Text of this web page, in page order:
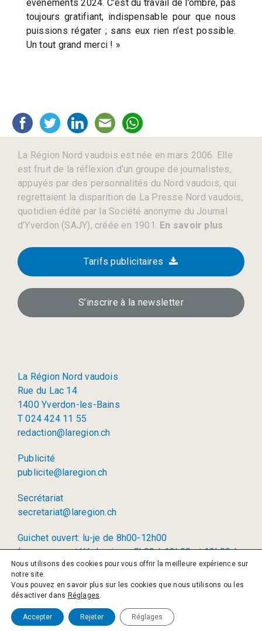
événements 2024. C’est du travail de l’ombre, pas
toujours gratifiant, indispensable pour que nous
puissions régater ; sans eux rien n’est possible.
Un tout grand merci ! »
La Région Nord vaudois est née en mars 2006. Elle
est fruit de la réflexion d’un groupe de journalistes,
appuyés par des personnalités du Nord vaudois, qui
regrettaient la disparition de La Presse Nord vaudois,
quotidien édité par la Société anonyme du Journal
d’Yverdon (SAJY), créée en 1901. En savoir plus
Tarifs publicitaires
S’inscrire à la newsletter
La Région Nord vaudois
Rue du Lac 14
1400 Yverdon-les-Bains
T 024 424 11 55
redaction@laregion.ch
Publicité
publicite@laregion.ch
Secrétariat
secretariat@laregion.ch
Guichet ouvert: lu-je de 8h00-12h00
(permanence téléphonique: 8h00 à 12h00 et 13h00 à
17h00)
© 2026 La Région SA
Nous utilisons des cookies pour vous offrir la meilleure expérience sur
notre site.
Vous pouvez en savoir plus sur les cookies que nous utilisons ou les
désactiver dans Réglages.
Accepter Rejeter Réglages